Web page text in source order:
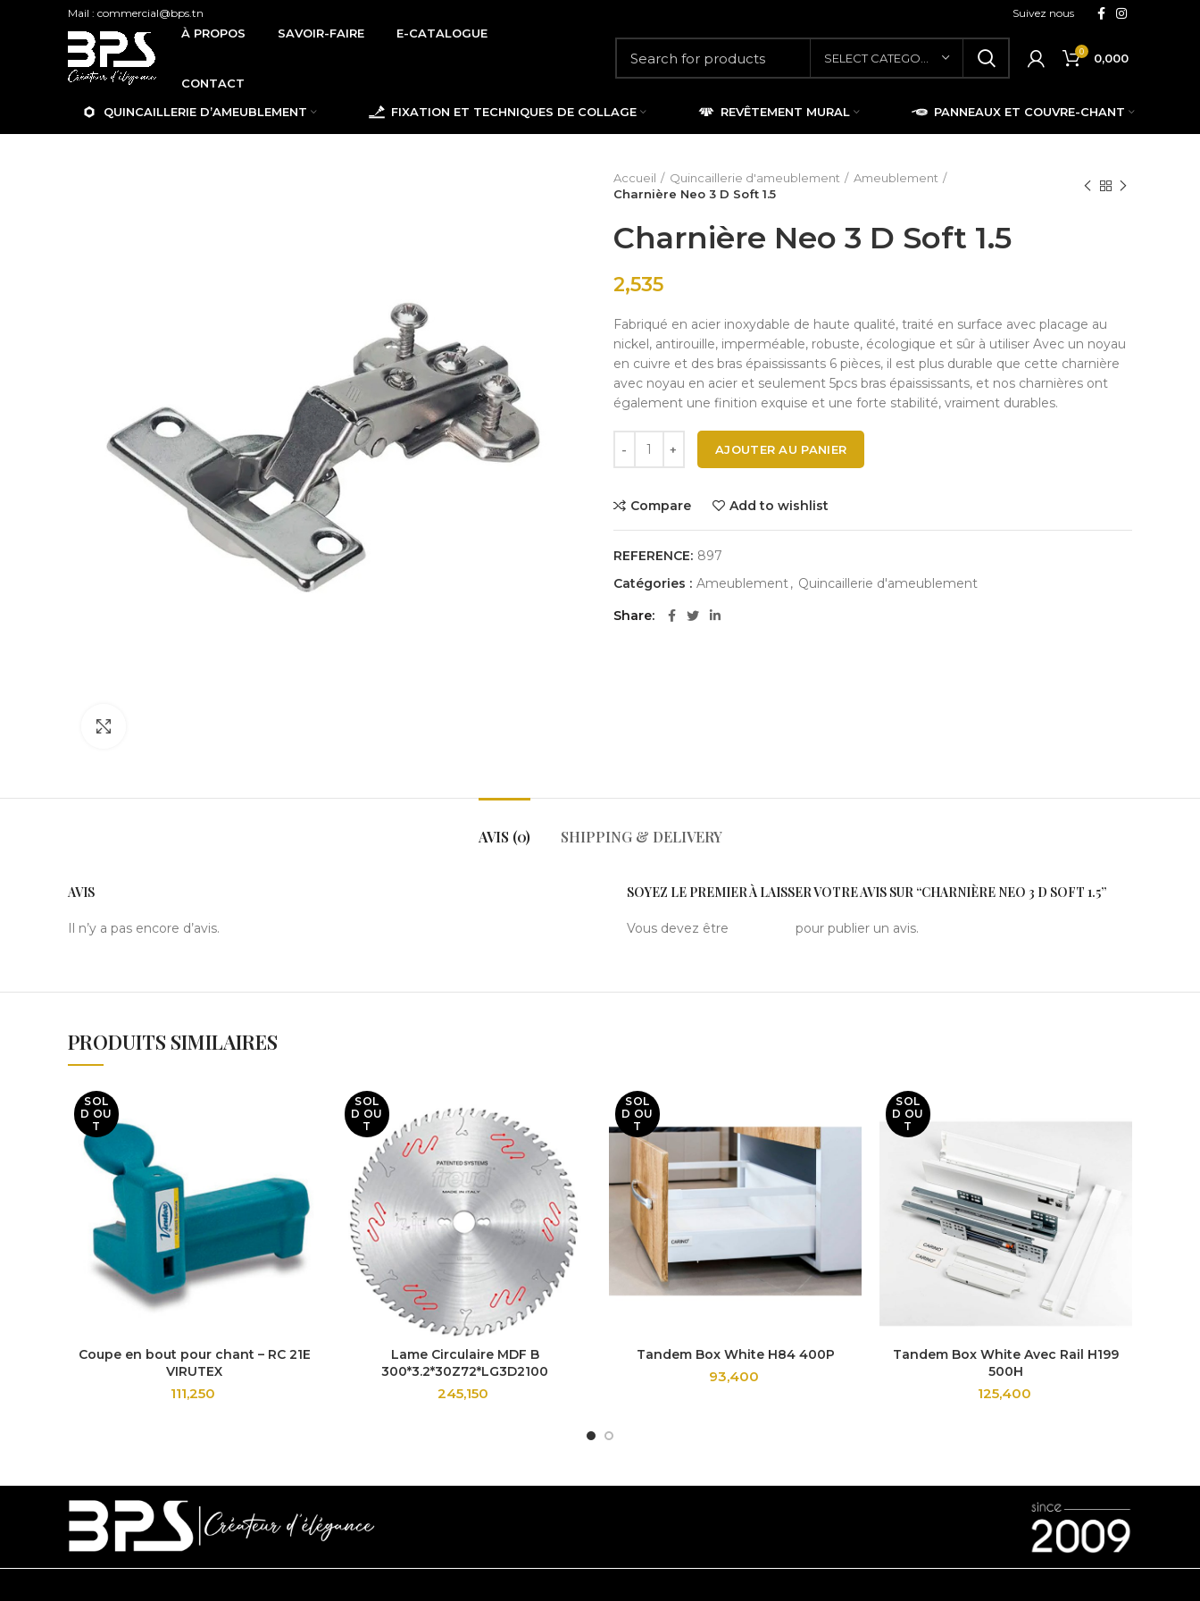
Mail : commercial@bps.tn Suivez nous
À PROPOS SAVOIR-FAIRE E-CATALOGUE
CONTACT
0 0,000
QUINCAILLERIE D’AMEUBLEMENT FIXATION ET TECHNIQUES DE COLLAGE REVÊTEMENT MURAL PANNEAUX ET COUVRE-CHANT
Accueil Quincaillerie d'ameublement
Ameublement
Charnière Neo 3 D Soft 1.5
Charnière Neo 3 D Soft 1.5
2,535
Fabriqué en acier inoxydable de haute qualité, traité en surface avec placage au
nickel, antirouille, imperméable, robuste, écologique et sûr à utiliser Avec un noyau
en cuivre et des bras épaississants 6 pièces, il est plus durable que cette charnière
avec noyau en acier et seulement 5pcs bras épaississants, et nos charnières ont
également une finition exquise et une forte stabilité, vraiment durables.
AJOUTER AU PANIER
Compare Add to wishlist
REFERENCE: 897
Catégories : Ameublement, Quincaillerie d'ameublement
Share
AVIS (0) SHIPPING & DELIVERY
AVIS
Il n’y a pas encore d’avis.
SOYEZ LE PREMIER À LAISSER VOTRE AVIS SUR “CHARNIÈRE NEO 3 D SOFT 1.5”
Vous devez être pour publier un avis.
PRODUITS SIMILAIRES
SOL
D OU
T
Coupe en bout pour chant – RC 21E
VIRUTEX
111,250
SOL
D OU
T
Lame Circulaire MDF B
300*3.2*30Z72*LG3D2100
245,150
SOL
D OU
T
Tandem Box White H84 400P
93,400
SOL
D OU
T
Tandem Box White Avec Rail H199
500H
125,400